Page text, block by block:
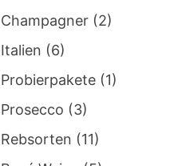
Champagner(2)
Italien (6)
Probierpakete(1)
Prosecco (3)
Rebsorten (11)